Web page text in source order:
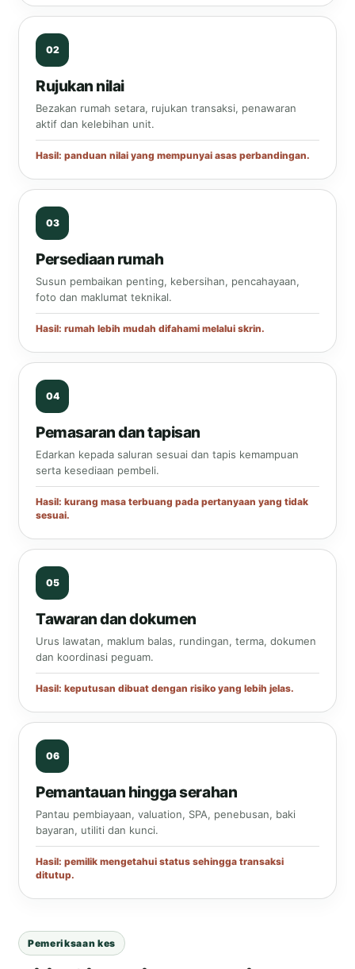
Rujukan nilai
Bezakan rumah setara, rujukan transaksi, penawaran
aktif dan kelebihan unit.
Hasil: panduan nilai yang mempunyai asas perbandingan.
Persediaan rumah
Susun pembaikan penting, kebersihan, pencahayaan,
foto dan maklumat teknikal.
Hasil: rumah lebih mudah difahami melalui skrin.
Pemasaran dan tapisan
Edarkan kepada saluran sesuai dan tapis kemampuan
serta kesediaan pembeli.
Hasil: kurang masa terbuang pada pertanyaan yang tidak
sesuai.
Tawaran dan dokumen
Urus lawatan, maklum balas, rundingan, terma, dokumen
dan koordinasi peguam.
Hasil: keputusan dibuat dengan risiko yang lebih jelas.
Pemantauan hingga serahan
Pantau pembiayaan, valuation, SPA, penebusan, baki
bayaran, utiliti dan kunci.
Hasil: pemilik mengetahui status sehingga transaksi
ditutup.
Pemeriksaan kes